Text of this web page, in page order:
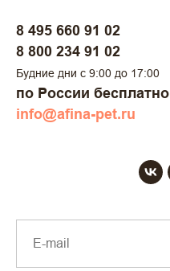
8 495 660 91 02
8 800 234 91 02
Будние дни с 9:00 до 17:00
по России бесплатно
info@afina-pet.ru